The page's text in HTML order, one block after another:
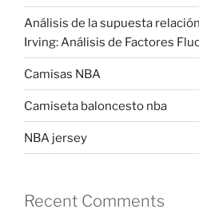
Análisis de la supuesta
Irving: Análisis de Factores
Camisas NBA
Camiseta baloncesto nba
NBA jersey
Recent Comments